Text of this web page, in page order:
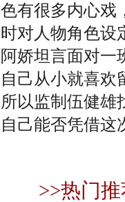
有很多内心
对人物角色设
坦⾔面对一
己从小就喜
以监制伍健
己能否凭借这
>>热门